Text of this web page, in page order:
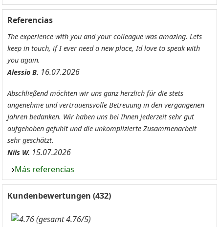
Referencias
The experience with you and your colleague was amazing. Lets
keep in touch, if I ever need a new place, Id love to speak with
you again.
Alessio B. 16.07.2026
Abschließend möchten wir uns ganz herzlich für die stets
angenehme und vertrauensvolle Betreuung in den vergangenen
Jahren bedanken. Wir haben uns bei Ihnen jederzeit sehr gut
aufgehoben gefühlt und die unkomplizierte Zusammenarbeit
sehr geschätzt.
Nils W. 15.07.2026
Más referencias
Kundenbewertungen (432)
(gesamt 4.76/5)